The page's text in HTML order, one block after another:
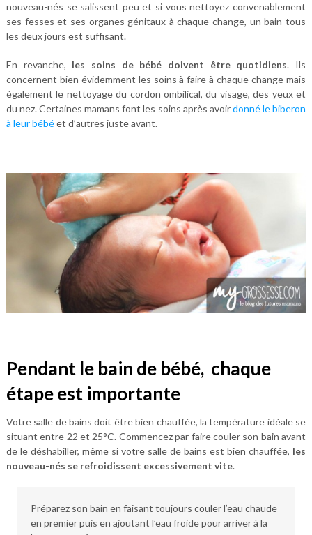
nouveau-nés se salissent peu et si vous nettoyez convenablement
ses fesses et ses organes génitaux à chaque change, un bain tous
les deux jours est suffisant.
En revanche, les soins de bébé doivent être quotidiens. Ils
concernent bien évidemment les soins à faire à chaque change mais
également le nettoyage du cordon ombilical, du visage, des yeux et
du nez. Certaines mamans font les soins après avoirdonné le biberon
à leur bébéet d’autres juste avant.
Pendant le bain de bébé, chaque
étape est importante
Votre salle de bains doit être bien chauffée, la température idéale se
situant entre 22 et 25°C. Commencez par faire couler son bain avant
de le déshabiller, même si votre salle de bains est bien chauffée, les
nouveau-nés se refroidissent excessivement vite.
Préparez son bain en faisant toujours couler l’eau chaude
en premier puis en ajoutant l’eau froide pour arriver à la